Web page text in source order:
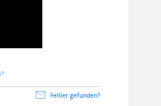
Fehler gefunden?